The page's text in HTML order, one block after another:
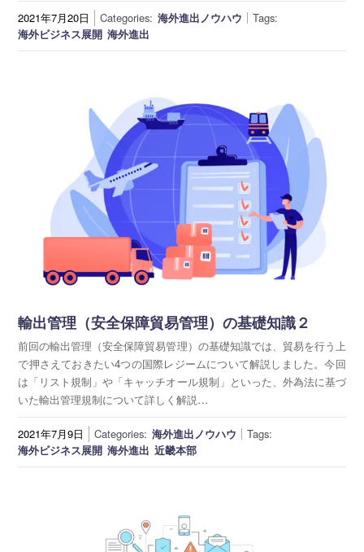
九州本部 沖縄事務所
2021年7月20日 Categories: 海外進出ノウハウ
Tags:
海外ビジネス展開 海外進出
輸出管理（安全保障貿易管理）の基礎知識２
前回の輸出管理（安全保障貿易管理）の基礎知識では、貿易を行う上
で押さえておきたい4つの国際レジームについて解説しました。今回
は「リスト規制」や「キャッチオール規制」といった、外為法に基づ
いた輸出管理規制について詳しく解説…
2021年7月9日 Categories: 海外進出ノウハウ
Tags:
海外ビジネス展開 海外進出 近畿本部